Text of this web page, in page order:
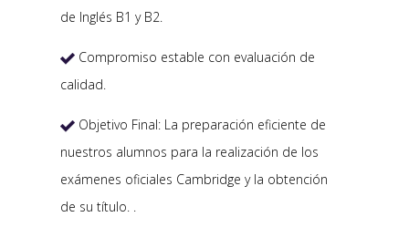
de Inglés B1 y B2.
 Compromiso estable con evaluación de
calidad.
 Objetivo Final: La preparación eficiente de
nuestros alumnos para la realización de los
exámenes oficiales Cambridge y la obtención
de su título. .